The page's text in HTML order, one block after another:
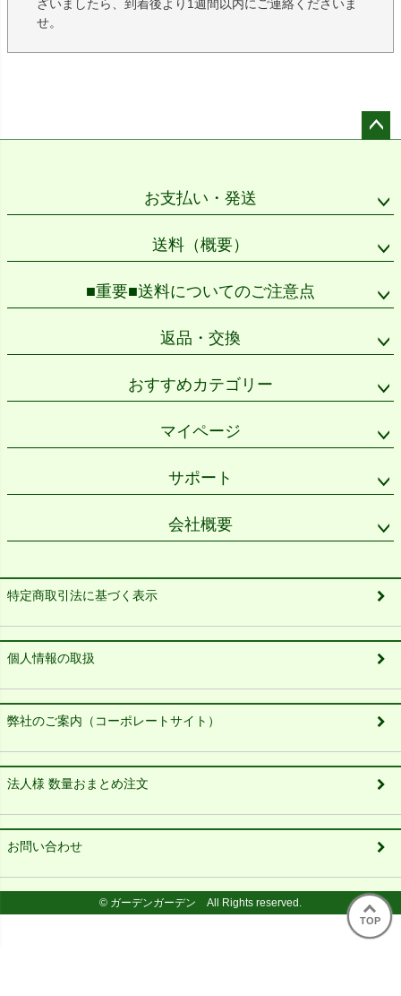
ざいましたら、到着後より1週間以内にご連絡くださいま
せ。
お支払い・発送
送料（概要）
■重要■送料についてのご注意点
返品・交換
おすすめカテゴリー
マイページ
サポート
会社概要
特定商取引法に基づく表示
個人情報の取扱
弊社のご案内（コーポレートサイト）
法人様 数量おまとめ注文
お問い合わせ
© ガーデンガーデン All Rights reserved.
TOP